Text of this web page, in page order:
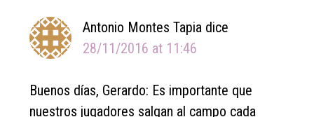
Antonio Montes Tapia dice
28/11/2016 at 11:46
Buenos días, Gerardo: Es importante que
nuestros jugadores salgan al campo cada